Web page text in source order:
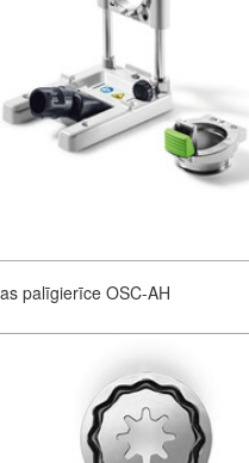
palīgierīce OSC-AH